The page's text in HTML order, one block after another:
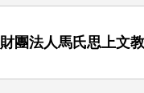
財團法人馬氏思上文